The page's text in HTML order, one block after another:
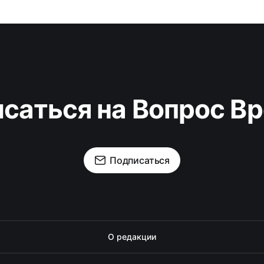
на Вопрос
Подписаться
О редакции